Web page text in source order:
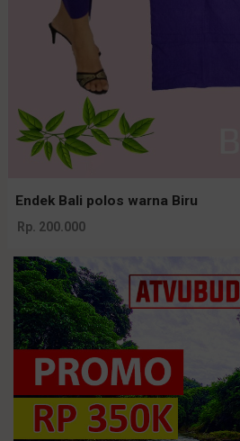
Endek Bali polos warna Biru
Rp. 200.000